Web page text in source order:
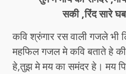
सकी ,रिंद सारे
कवि श्रुंगार रस वाली गजले भी
महफिल गजल मे कवि बताते हे
हे,तुझ मे मय का समंदर हे। मय